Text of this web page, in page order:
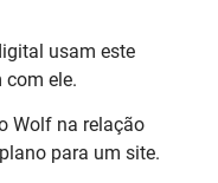
usam este
com ele.
Wolf na relação
para um site.